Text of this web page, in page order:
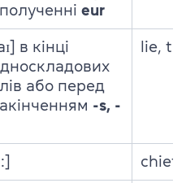
eur
в кінці
або перед
-s, -
lie,
chief,